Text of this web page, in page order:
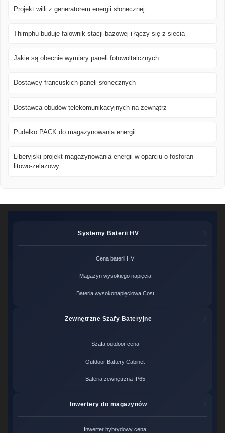
Projekt willi z generatorem energii słonecznej
Thimphu buduje falownik stacji bazowej i łączy się z siecią
Jakie są obecnie wymiary paneli fotowoltaicznych
Dostawcy francuskich paneli słonecznych
Dostawca obudów telekomunikacyjnych na zewnątrz
Pudełko PACK do magazynowania energii
Liberyjski projekt magazynowania energii w oparciu o fosforan
litowo-żelazowy
Systemy Baterii HV
Cena baterii HV
Magazyn wysokiego napięcia
Bateria wysokonapięciowa Cost
Zewnętrzne Szafy Bateryjne
Szafa outdoor cena
Outdoor Battery Cabinet
Bateria zewnętrzna IP65
Inwertery do magazynów
Inwerter hybrydowy cena